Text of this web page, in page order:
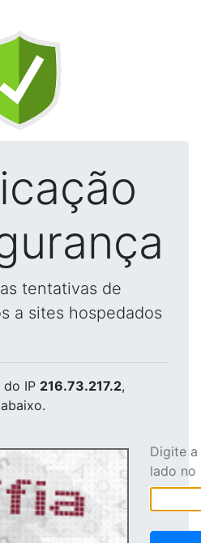
tentativas de
a sites hospedados
do IP 216.73.217.2,
Digite
lado no